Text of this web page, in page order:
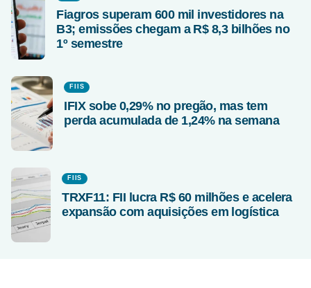
Fiagros superam 600 mil investidores na
B3; emissões chegam a R$ 8,3 bilhões no
1º semestre
FIIS
IFIX sobe 0,29% no pregão, mas tem
perda acumulada de 1,24% na semana
FIIS
TRXF11: FII lucra R$ 60 milhões e acelera
expansão com aquisições em logística